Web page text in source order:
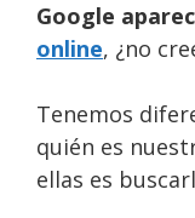
Google
online, ¿no
Tenemos
quién es
ellas es